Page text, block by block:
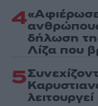
4
δήλωση
Λίζα που
5